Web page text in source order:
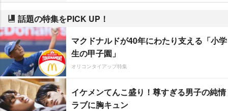
話題の特集をPICK UP！
マクドナルドが40年にわたり支える「小学
生の甲子園」
オリコンタイアップ特集
イケメンてんこ盛り！尊すぎる男子の純情
ラブに胸キュン